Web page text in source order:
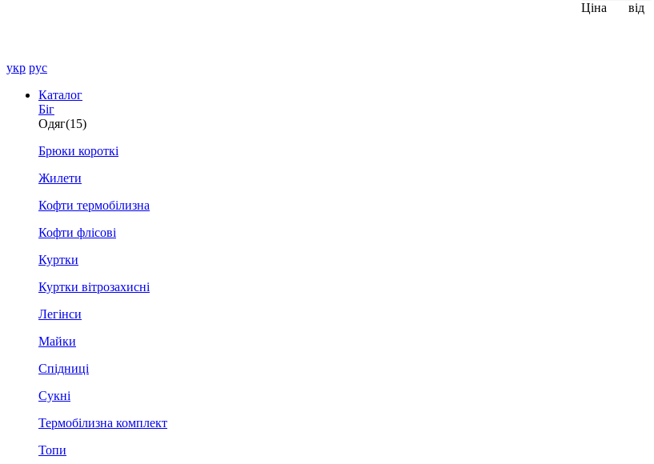
Ціна від
укр рус
Каталог
Біг
Одяг(15)
Брюки короткі
Жилети
Кофти термобілизна
Кофти флісові
Куртки
Куртки вітрозахисні
Легінси
Майки
Спідниці
Сукні
Термобілизна комплект
Топи